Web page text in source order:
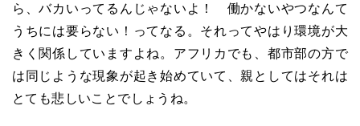
ら、バカいってるんじゃないよ！ 働かないやつなんて
うちには要らない！ってなる。それってやはり環境が大
きく関係していますよね。アフリカでも、都市部の方で
は同じような現象が起き始めていて、親としてはそれは
とても悲しいことでしょうね。